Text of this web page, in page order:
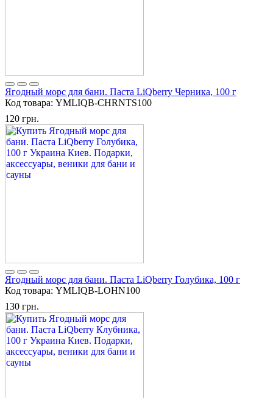
Ягодный морс для бани. Паста LiQberry Черника, 100 г
Код товара: YMLIQB-CHRNTS100
120 грн.
Ягодный морс для бани. Паста LiQberry Голубика, 100 г
Код товара: YMLIQB-LOHN100
130 грн.